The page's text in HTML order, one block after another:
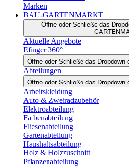
Marken
BAU-GARTENMARKT
Öffne oder Schließe das
Aktuelle Angebote
Efinger 360°
Öffne oder Schließe das Dropdown
Abteilungen
Öffne oder Schließe das Dropdown
Arbeitskleidung
Auto & Zweiradzubehör
Elektroabteilung
Farbenabteilung
Fliesenabteilung
Gartenabteilung
Haushaltsabteilung
Holz & Holzzuschnitt
Pflanzenabteilung